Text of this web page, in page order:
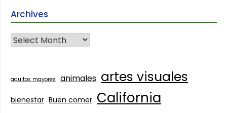
Archives
adultos mayores animales artes visuales
bienestar Buen comer California